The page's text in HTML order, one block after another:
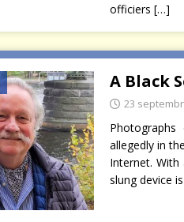
officiers […]
A Black
23
allegedly in
Internet.
slung device